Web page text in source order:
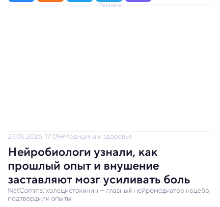
Реклама
27.05.2026, 17:09 Медицина и здоровье
Нейробиологи узнали, как
прошлый опыт и внушение
заставляют мозг усиливать боль
NatComms: холецистокинин — главный нейромедиатор ноцебо,
подтвердили опыты